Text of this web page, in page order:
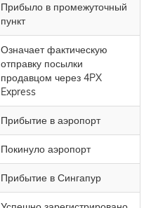
Прибыло в промежуточный
пункт
Означает фактическую
отправку посылки
продавцом через 4PX
Express
Прибытие в аэропорт
Покинуло аэропорт
Прибытие в Сингапур